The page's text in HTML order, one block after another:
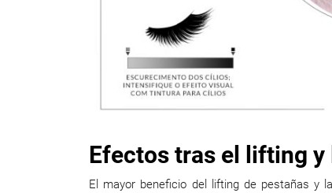
Efectos tras el lifting
El mayor beneficio del lifting de pestañas y